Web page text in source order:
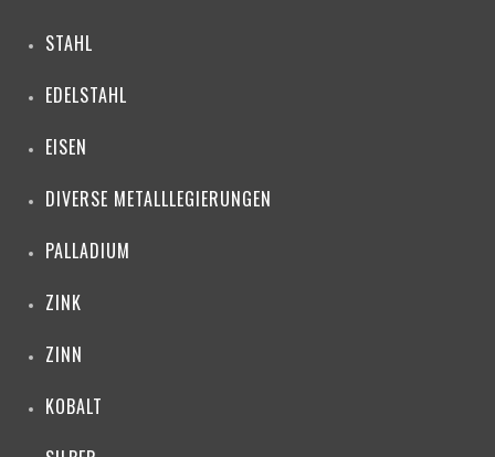
STAHL
EDELSTAHL
EISEN
DIVERSE METALLLEGIERUNGEN
PALLADIUM
ZINK
ZINN
KOBALT